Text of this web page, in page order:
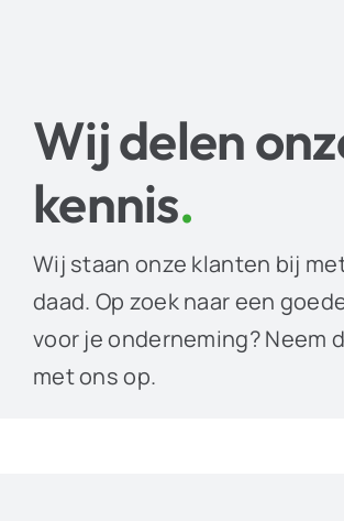
Wij delen
kennis.
Wij staan onze klanten bij
daad. Op zoek naar een
voor je onderneming? Neem
met ons op.